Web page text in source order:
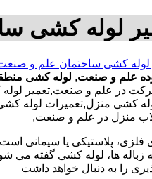
لوله کشی
لوله کشی ساختمان علم و
علم و صنعت, لوله کشی
در علم و صنعت,تعمیر لوله
لوله کشی
منزل در علم و صنعت,
فلزی، پلاستیکی یا سیمانی
ها، لوله کشی گفته می
را به دنبال خواهد داشت